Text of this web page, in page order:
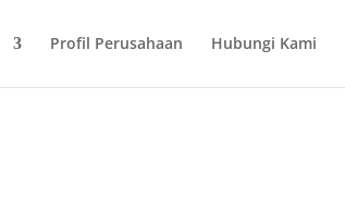
Profil Perusahaan Hubungi Kami